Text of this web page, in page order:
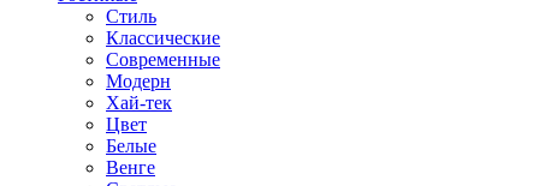
Стиль
Классические
Современные
Модерн
Хай-тек
Цвет
Белые
Венге